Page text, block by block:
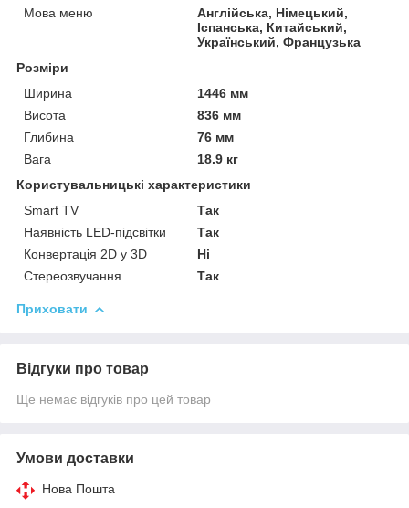
Мова меню
Англійська, Німецький,
Іспанська, Китайський,
Український, Французька
Розміри
Ширина
1446 мм
Висота
836 мм
Глибина
76 мм
Вага
18.9 кг
Користувальницькі характеристики
Smart TV
Так
Наявність LED-підсвітки
Так
Конвертація 2D у 3D
Ні
Стереозвучання
Так
Приховати
Відгуки про товар
Ще немає відгуків про цей товар
Умови доставки
Нова Пошта